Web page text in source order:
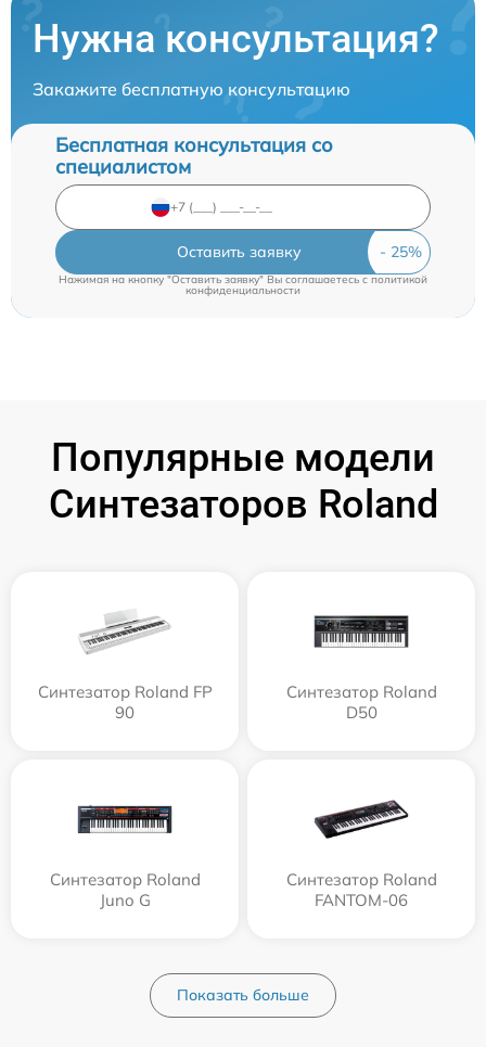
Нужна консультация?
Закажите бесплатную консультацию
Бесплатная консультация со
специалистом
Оставить заявку
Нажимая на кнопку "Оставить заявку" Вы соглашаетесь cполитикой
конфиденциальности
Популярные модели
Синтезаторов Roland
Синтезатор Roland FP
90
Синтезатор Roland
D50
Синтезатор Roland
Juno G
Синтезатор Roland
FANTOM-06
Показать больше